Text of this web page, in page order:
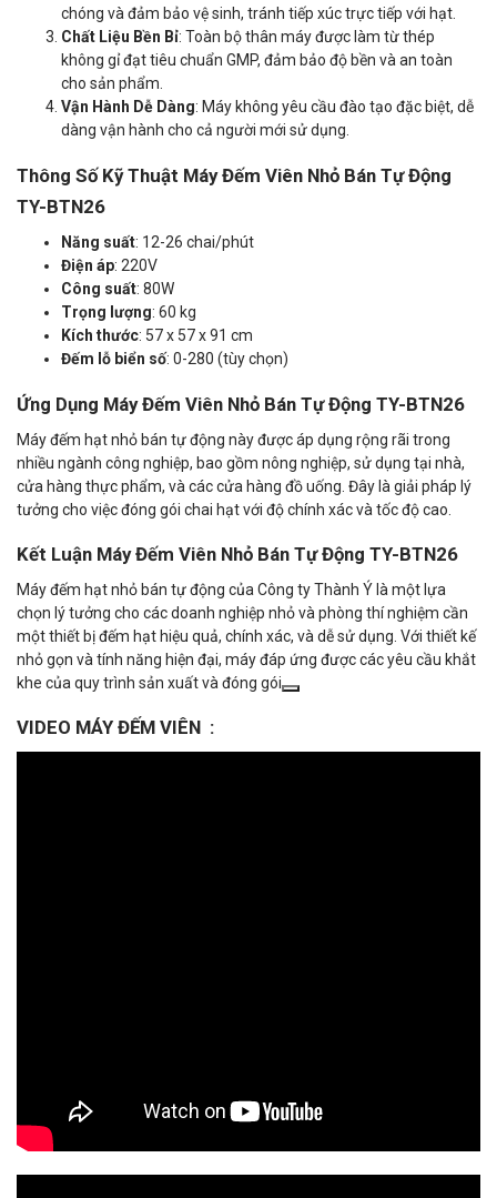
chóng và đảm bảo vệ sinh, tránh tiếp xúc trực tiếp với hạt.
Chất Liệu Bền Bỉ: Toàn bộ thân máy được làm từ thép
không gỉ đạt tiêu chuẩn GMP, đảm bảo độ bền và an toàn
cho sản phẩm.
Vận Hành Dễ Dàng: Máy không yêu cầu đào tạo đặc biệt, dễ
dàng vận hành cho cả người mới sử dụng.
Thông Số Kỹ Thuật Máy Đếm Viên Nhỏ Bán Tự Động
TY-BTN26
Năng suất: 12-26 chai/phút
Điện áp: 220V
Công suất: 80W
Trọng lượng: 60 kg
Kích thước: 57 x 57 x 91 cm
Đếm lỗ biển số: 0-280 (tùy chọn)
Ứng Dụng Máy Đếm Viên Nhỏ Bán Tự Động TY-BTN26
Máy đếm hạt nhỏ bán tự động này được áp dụng rộng rãi trong
nhiều ngành công nghiệp, bao gồm nông nghiệp, sử dụng tại nhà,
cửa hàng thực phẩm, và các cửa hàng đồ uống. Đây là giải pháp lý
tưởng cho việc đóng gói chai hạt với độ chính xác và tốc độ cao.
Kết Luận Máy Đếm Viên Nhỏ Bán Tự Động TY-BTN26
Máy đếm hạt nhỏ bán tự động của Công ty Thành Ý là một lựa
chọn lý tưởng cho các doanh nghiệp nhỏ và phòng thí nghiệm cần
một thiết bị đếm hạt hiệu quả, chính xác, và dễ sử dụng. Với thiết kế
nhỏ gọn và tính năng hiện đại, máy đáp ứng được các yêu cầu khắt
khe của quy trình sản xuất và đóng gói
VIDEO MÁY ĐẾM VIÊN :